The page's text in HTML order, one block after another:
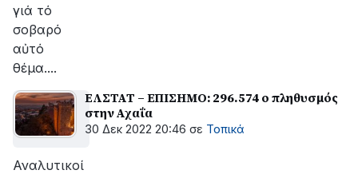
γιά τό
σοβαρό
αὐτό
θέμα....
ΕΛΣΤΑΤ – ΕΠΙΣΗΜΟ: 296.574 ο πληθυσμός
στην Αχαΐα
30 Δεκ 2022 20:46 σε Τοπικά
Αναλυτικοί